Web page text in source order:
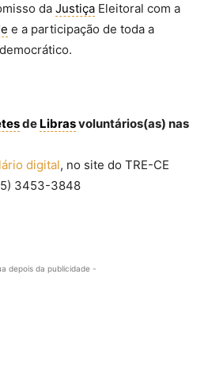
da Justiça Eleitoral com a
e a participação de toda a
de Librasvoluntários(as) nas
digital, no site do TRE-CE
3453-3848
depois da publicidade -